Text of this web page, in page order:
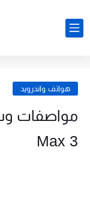
هواتف واندرويد
Max 3